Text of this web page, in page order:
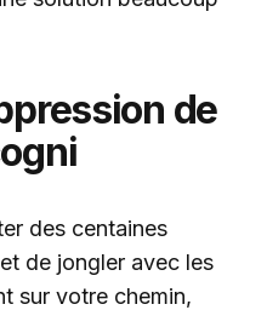
de
des centaines
de jongler avec les
sur votre chemin,